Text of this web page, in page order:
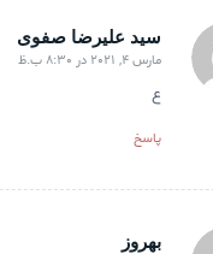
سید علیرضا صفوی
گفته:
مارس 4, 2021 در 8:30 ب.ظ
ع
پاسخ
بهروز